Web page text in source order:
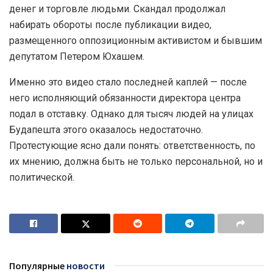
денег и торговле людьми. Скандал продолжал
набирать обороты после публикации видео,
размещенного оппозиционным активистом и бывшим
депутатом Петером Юхашем.
Именно это видео стало последней каплей — после
него исполняющий обязанности директора центра
подал в отставку. Однако для тысяч людей на улицах
Будапешта этого оказалось недостаточно.
Протестующие ясно дали понять: ответственность, по
их мнению, должна быть не только персональной, но и
политической.
Популярные новости